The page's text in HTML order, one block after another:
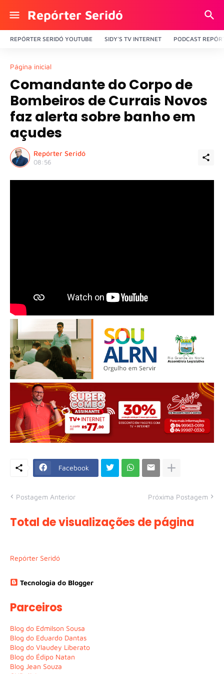
Repórter Seridó
REPÓRTER SERIDÓ YOUTUBE SIDY'S TV INTERNET PODCAST
Página inicial
Comandante do Corpo de
Bombeiros de Currais Novos
faz alerta sobre banho em
açudes
Repórter Seridó
08:56
Facebook
Postagem Anterior Próxima Postagem
Total de visualizações de página
Repórter Seridó
Tecnologia do Blogger
Parceiros
Blog do Edmilson Sousa
Blog do Eduardo Dantas
Blog do Vlaudey Liberato
Blog do Édipo Natan
Blog Jean Souza